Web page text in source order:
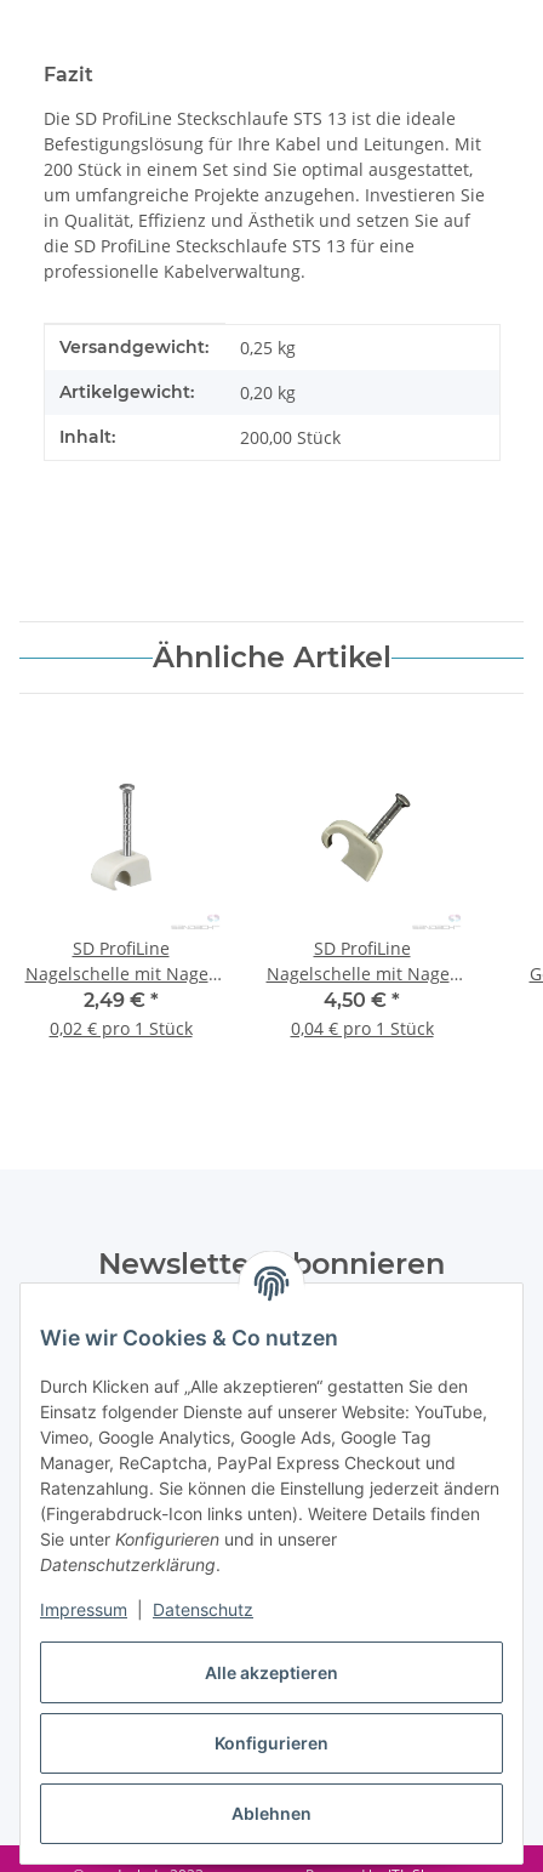
Alle akzeptieren
Konfigurieren
Ablehnen
Wie wir Cookies & Co nutzen
Durch Klicken auf „Alle akzeptieren“ gestatten Sie den
Einsatz folgender Dienste auf unserer Website: YouTube,
Vimeo, Google Analytics, Google Ads, Google Tag
Manager, ReCaptcha, PayPal Express Checkout und
Ratenzahlung. Sie können die Einstellung jederzeit ändern
(Fingerabdruck-Icon links unten). Weitere Details finden
Sie unter Konfigurieren und in unserer
Datenschutzerklärung.
Impressum Datenschutz
Fazit
Die SD ProfiLine Steckschlaufe STS 13 ist die ideale
Befestigungslösung für Ihre Kabel und Leitungen. Mit
200 Stück in einem Set sind Sie optimal ausgestattet,
um umfangreiche Projekte anzugehen. Investieren Sie
in Qualität, Effizienz und Ästhetik und setzen Sie auf
die SD ProfiLine Steckschlaufe STS 13 für eine
professionelle Kabelverwaltung.
Produkteigenschaft
Wert
Versandgewicht: 0,25 kg
Artikelgewicht: 0,20 kg
Inhalt: 200,00 Stück
Ähnliche Artikel
SD ProfiLine
Nagelschelle mit Nagel,
4-7 mm / 25 mm, 100
Stück
2,49 € *
0,02 € pro 1 Stück
SD ProfiLine
Nagelschelle mit Nagel,
10-14 mm / 25 mm, 100
Stück
4,50 € *
0,04 € pro 1 Stück
Newsletter Abonnieren
Datenschutzerklärungregelmäßig und jederzeit widerruflich
Abonnieren
Informationen
Gesetzliche Informationen
Vertrag widerrufen
* Alle Preise inkl. gesetzlicher USt., zzgl.Versand